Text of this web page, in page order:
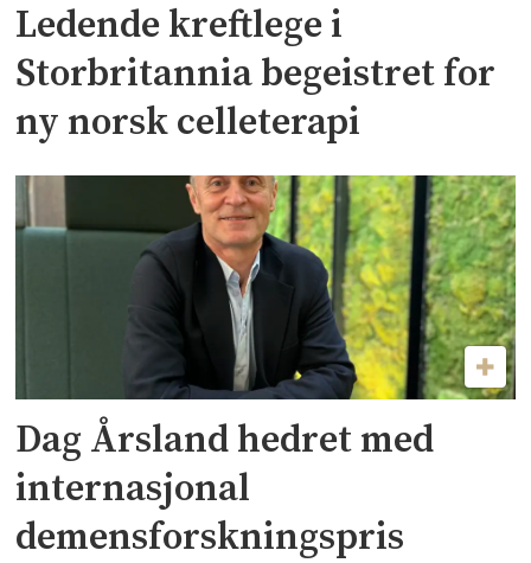
Ledende kreftlege i
Storbritannia begeistret for
ny norsk celleterapi
Dag Årsland hedret med
internasjonal
demensforskningspris